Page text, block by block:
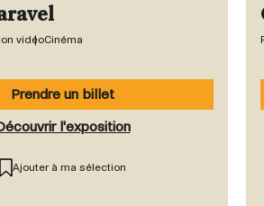
vidéoCinéma
Prendre un billet
l'exposition
Ajouter à ma sélection